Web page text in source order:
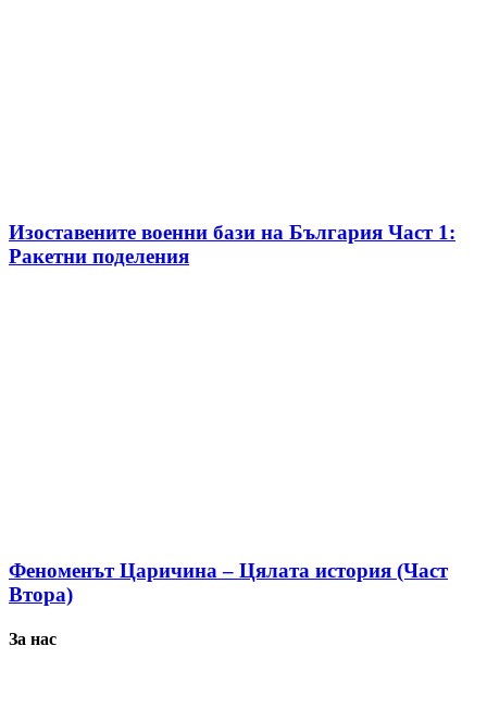
Изоставените военни бази на България Част 1:
Ракетни поделения
Феноменът Царичина – Цялата история (Част
Втора)
За нас